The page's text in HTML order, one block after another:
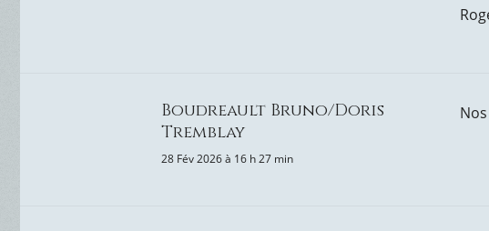
Boudreault Bruno/Doris
Tremblay
28 Fév 2026 à 16 h 27 min